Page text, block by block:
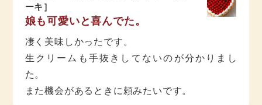
ーキ］
娘も可愛いと喜んでた。
凄く美味しかったです。
生クリームも手抜きしてないのが分かりまし
た。
また機会があるときに頼みたいです。